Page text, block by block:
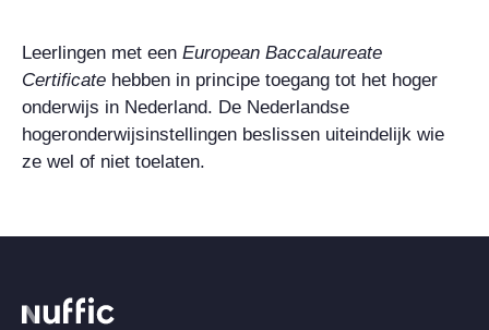
Leerlingen met een European Baccalaureate
Certificate hebben in principe toegang tot het hoger
onderwijs in Nederland. De Nederlandse
hogeronderwijsinstellingen beslissen uiteindelijk wie
ze wel of niet toelaten.